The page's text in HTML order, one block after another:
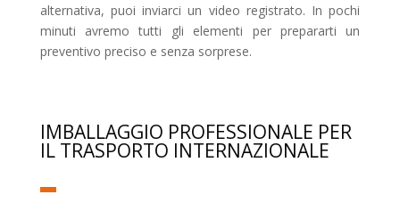
alternativa, puoi inviarci un video registrato. In pochi
minuti avremo tutti gli elementi per prepararti un
preventivo preciso e senza sorprese.
IMBALLAGGIO PROFESSIONALE PER
IL TRASPORTO INTERNAZIONALE